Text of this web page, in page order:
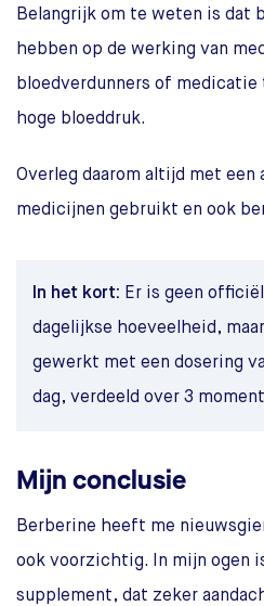
Belangrijk om te weten is dat
hebben op de werking van
bloedverdunners of
hoge bloeddruk.
Overleg daarom altijd met een
medicijnen gebruikt en ook
In het kort: Er is geen
dagelijkse hoeveelheid,
gewerkt met een dosering
dag, verdeeld over 3
Mijn conclusie
Berberine heeft me
ook voorzichtig. In mijn ogen
supplement, dat zeker